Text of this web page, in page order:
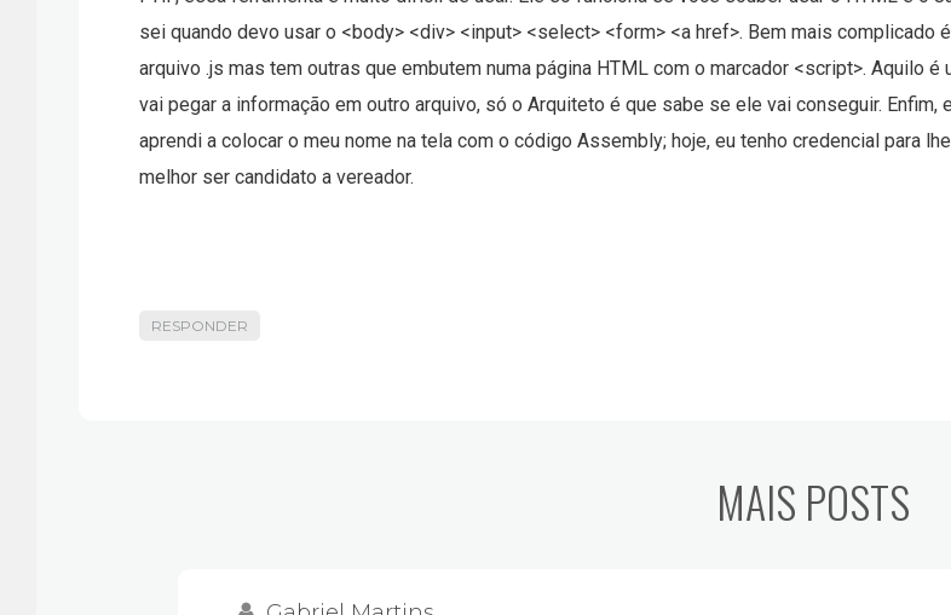
sei quando devo usar o <body> <div> <input> <select> <form> <a href>. Bem mais
arquivo .js mas tem outras que embutem numa página HTML com o marcador <script>. Aquilo
vai pegar a informação em outro arquivo, só o Arquiteto é que sabe se ele vai conseguir.
aprendi a colocar o meu nome na tela com o código Assembly; hoje, eu tenho credencial para
melhor ser candidato a vereador.
RESPONDER
MAIS POSTS